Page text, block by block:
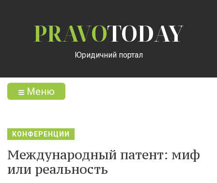
PRAVOTODAY
Юридичний портал
Меню
КОНФЕРЕНЦИИ
Международный патент: миф
или реальность